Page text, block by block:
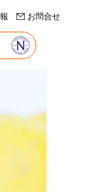
お問合せ